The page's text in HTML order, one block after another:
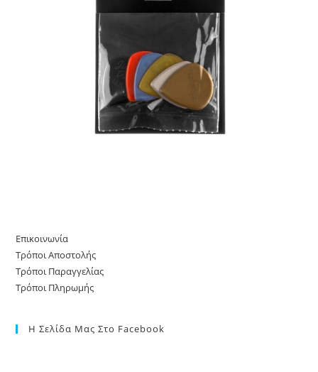
Επικοινωνία
Τρόποι Αποστολής
Τρόποι Παραγγελίας
Τρόποι Πληρωμής
Η Σελίδα Μας Στο Facebook